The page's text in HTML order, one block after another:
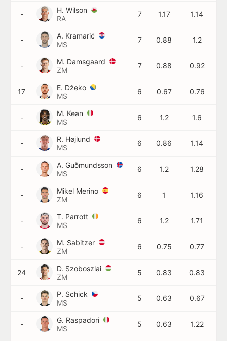
-
H. Wilson
RA
7 1.17 1.14
-
A. Kramarić
MS
7 0.88 1.2
-
M. Damsgaard
ZM
7 0.88 0.92
17
E. Džeko
MS
6 0.67 0.76
-
M. Kean
MS
6 1.2 1.6
-
R. Højlund
MS
6 0.86 1.14
-
A. Guðmundsson
MS
6 1.2 1.28
-
Mikel Merino
ZM
6 1 1.16
-
T. Parrott
MS
6 1.2 1.71
-
M. Sabitzer
ZM
6 0.75 0.77
24
D. Szoboszlai
ZM
5 0.83 0.83
-
P. Schick
MS
5 0.63 0.67
-
G. Raspadori
MS
5 0.63 1.22